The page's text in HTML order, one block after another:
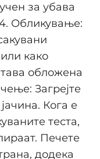
за убава
Обликување:
како
обложена
Загрејте
Кога е
теста,
Печете
додека